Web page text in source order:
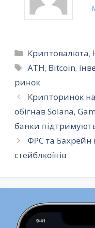
Категорії
Криптовалюта,
Позначки
ATH, Bitcoin,
ринок
Крипторинок
обігнав Solana,
банки
ФРС та Бахрейн
стейблкоїнів